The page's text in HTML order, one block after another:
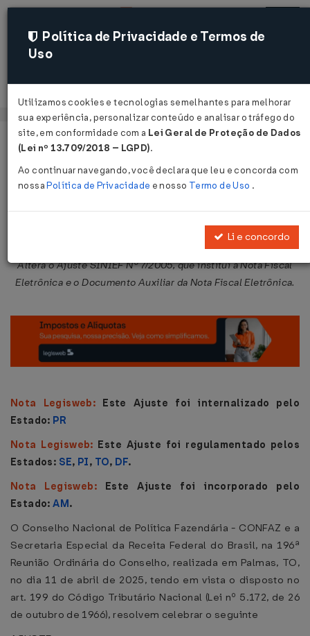
Acessar
Página Inicial Legislações
Ajuste SINIEF Nº 4 DE 11/04/2025
Publicado no DOU em 16 abr 2025
Altera o Ajuste SINIEF Nº 7/2005, que institui a Nota Fiscal
Eletrônica e o Documento Auxiliar da Nota Fiscal Eletrônica.
Nota Legisweb: Este Ajuste foi internalizado pelo
Estado: PR
Nota Legisweb: Este Ajuste foi regulamentado pelos
Estados: SE, PI, TO, DF.
Nota Legisweb: Este Ajuste foi incorporado pelo
Estado:AM.
O Conselho Nacional de Política Fazendária - CONFAZ e a
Secretaria Especial da Receita Federal do Brasil, na 196ª
Reunião Ordinária do Conselho, realizada em Palmas, TO,
no dia 11 de abril de 2025, tendo em vista o disposto no
art. 199 do Código Tributário Nacional (Lei nº 5.172, de 26
de outubro de 1966), resolvem celebrar o seguinte
Política de Privacidade e Termos de
Uso
Utilizamos cookies e tecnologias semelhantes para melhorar
sua experiência, personalizar conteúdo e analisar o tráfego do
site, em conformidade com a Lei Geral de Proteção de Dados
(Lei nº 13.709/2018 – LGPD).
Ao continuar navegando, você declara que leu e concorda com
nossaPolítica de Privacidade e nosso Termo de Uso .
Li e concordo